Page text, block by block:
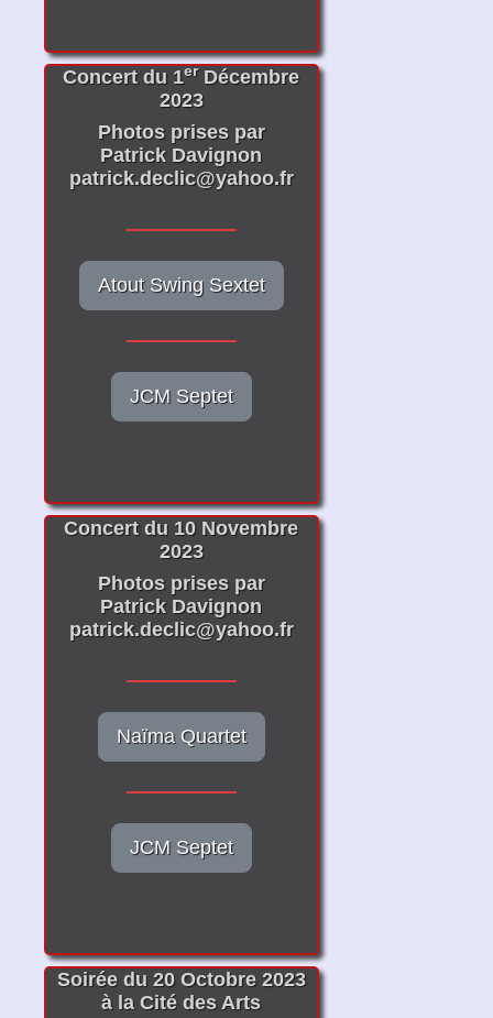
Concert du 1erDécembre
2023
Photos prises par
Patrick Davignon
patrick.declic@yahoo.fr
Atout Swing Sextet
JCM Septet
Concert du 10 Novembre
2023
Photos prises par
Patrick Davignon
patrick.declic@yahoo.fr
Naïma Quartet
JCM Septet
Soirée du 20 Octobre 2023
à la Cité des Arts